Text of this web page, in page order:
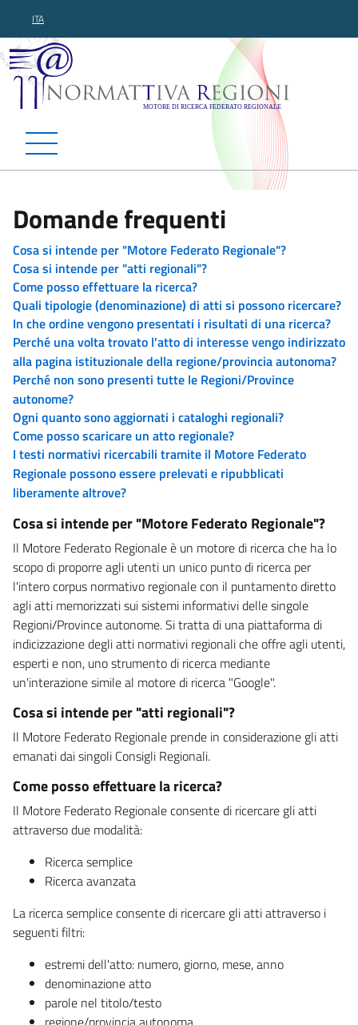
ITA
Normattiva Regioni -
Domande frequenti
Cosa si intende per "Motore Federato Regionale"?
Cosa si intende per "atti regionali"?
Come posso effettuare la ricerca?
Quali tipologie (denominazione) di atti si possono ricercare?
In che ordine vengono presentati i risultati di una ricerca?
Perché una volta trovato l'atto di interesse vengo indirizzato
alla pagina istituzionale della regione/provincia autonoma?
Perché non sono presenti tutte le Regioni/Province
autonome?
Ogni quanto sono aggiornati i cataloghi regionali?
Come posso scaricare un atto regionale?
I testi normativi ricercabili tramite il Motore Federato
Regionale possono essere prelevati e ripubblicati
liberamente altrove?
Cosa si intende per "Motore Federato Regionale"?
Il Motore Federato Regionale è un motore di ricerca che ha lo
scopo di proporre agli utenti un unico punto di ricerca per
l'intero corpus normativo regionale con il puntamento diretto
agli atti memorizzati sui sistemi informativi delle singole
Regioni/Province autonome. Si tratta di una piattaforma di
indicizzazione degli atti normativi regionali che offre agli utenti,
esperti e non, uno strumento di ricerca mediante
un'interazione simile al motore di ricerca "Google".
Cosa si intende per "atti regionali"?
Il Motore Federato Regionale prende in considerazione gli atti
emanati dai singoli Consigli Regionali.
Come posso effettuare la ricerca?
Il Motore Federato Regionale consente di ricercare gli atti
attraverso due modalità:
Ricerca semplice
Ricerca avanzata
La ricerca semplice consente di ricercare gli atti attraverso i
seguenti filtri:
estremi dell'atto: numero, giorno, mese, anno
denominazione atto
parole nel titolo/testo